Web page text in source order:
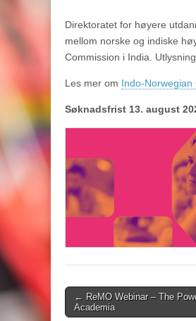
Direktoratet for høyere
mellom norske og indiske
Commission i India.
Les mer om Indo-
Søknadsfrist 13. august
Post
navigation
← ReMO Webinar – The
Academia